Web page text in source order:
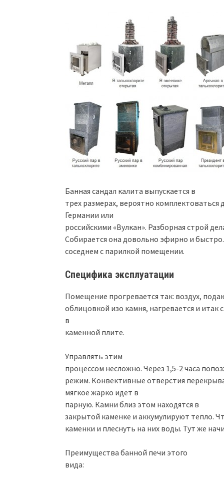
Банная сандал калита выпускается в
трех размерах, вероятно
Германии или
российскими «Вулкан». Разборная строй
Собирается она довольно эфирно и
соседнем с парилкой помещении.
Специфика эксплуатации
Помещение прогревается так: воздух,
облицовкой изо камня, нагревается и
в
каменной плите.
Управлять этим
процессом несложно. Через 1,5-2 часа
режим. Конвективные отверстия
мягкое жарко идет в
парную. Камни близ этом находятся в
закрытой каменке и аккумулируют тепло.
каменки и плеснуть на них воды. Тут же
Преимущества банной печи этого
вида: